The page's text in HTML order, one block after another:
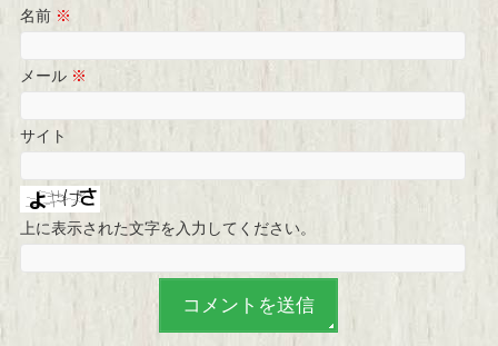
名前 ※
メール ※
サイト
上に表示された文字を入力してください。